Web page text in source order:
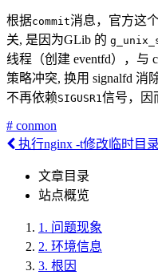
根据commit消息，官方这
关, 是因为GLib 的
线程（创建 eventfd），与
策略冲突, 换用 signalfd 消
不再依赖SIGUSR1信号，因
# conmon
执行nginx -t修改临时目
文章目录
站点概览
1. 问题现象
2. 环境信息
3. 根因